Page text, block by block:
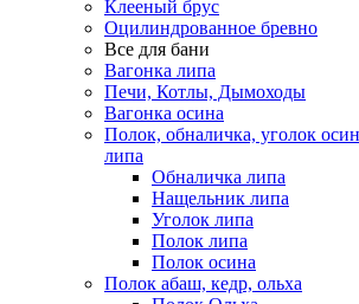
Клееный брус
Оцилиндрованное бревно
Все для бани
Вагонка липа
Печи, Котлы, Дымоходы
Вагонка осина
Полок, обналичка, уголок
липа
Обналичка липа
Нащельник липа
Уголок липа
Полок липа
Полок осина
Полок абаш, кедр, ольха